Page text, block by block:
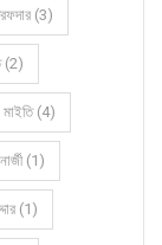
(3)
(2)
(4)
(1)
(1)